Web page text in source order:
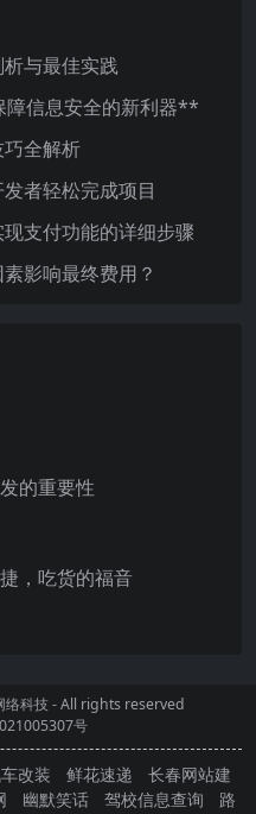
与最佳实践
信息安全的新利器**
全解析
者轻松完成项目
支付功能的详细步骤
影响最终费用？
的重要性
，吃货的福音
络科技- All rights reserved
号
改装 鲜花速递
长春网站建
幽默笑话 驾校信息查询
路